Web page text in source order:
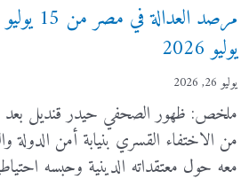
يوليو 2026
يوليو 26, 2026
من الاختفاء القسري بنيابة أمن الدولة
معه حول معتقداته الدينية وحبسه